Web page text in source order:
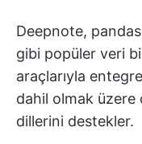
Deepnote,
gibi popüler veri
araçlarıyla
dahil olmak
dillerini destekler.